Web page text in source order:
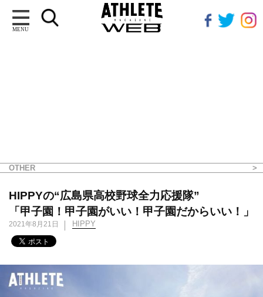
MENU
OTHER
HIPPYの“広島県高校野球全力応援隊”
「甲子園！甲子園がいい！甲子園だからいい！」
2021年8月21日 HIPPY